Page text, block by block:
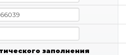
заполнения